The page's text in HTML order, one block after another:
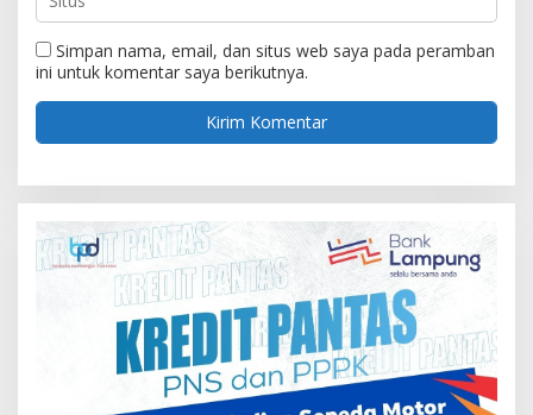
Simpan nama, email, dan situs web saya pada peramban
ini untuk komentar saya berikutnya.